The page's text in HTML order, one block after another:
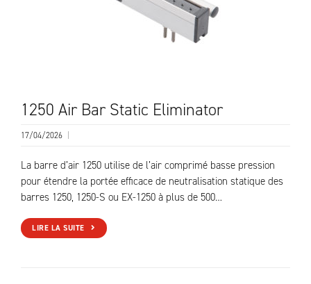
1250 Air Bar Static Eliminator
17/04/2026
La barre d’air 1250 utilise de l’air comprimé basse pression
pour étendre la portée efficace de neutralisation statique des
barres 1250, 1250-S ou EX-1250 à plus de 500…
LIRE LA SUITE